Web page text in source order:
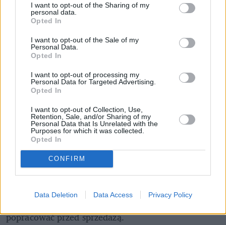
I want to opt-out of the Sharing of my
personal data.
Opted In
I want to opt-out of the Sale of my
Personal Data.
Opted In
I want to opt-out of processing my
Personal Data for Targeted Advertising.
Opted In
I want to opt-out of Collection, Use,
Retention, Sale, and/or Sharing of my
Personal Data that Is Unrelated with the
Purposes for which it was collected.
Opted In
CONFIRM
Data Deletion Data Access Privacy Policy
Ceny skupu truskawek zatrzymały się
w miejscu
Gdy klienci z radością ładują taniejące owoce do
siatek, zakłady produkujące mrożonki powoli
uruchamiają pierwsze maszyny i pokazują swoje
atrakcyjne (zwłaszcza, gdy porównamy je z
przebitką w sklepach).
Serwis kobietawsadzie.pl podkreśla, że oferowane
stawki zatrzymały się na ubiegłorocznym
poziomie. Za truskawki prosto z pola, wyposażone
w zieloną szypułkę, rolnicy otrzymują skromne
3,50 złotych za kilogram
. Bardziej opłaca się nieco
popracować przed sprzedażą.